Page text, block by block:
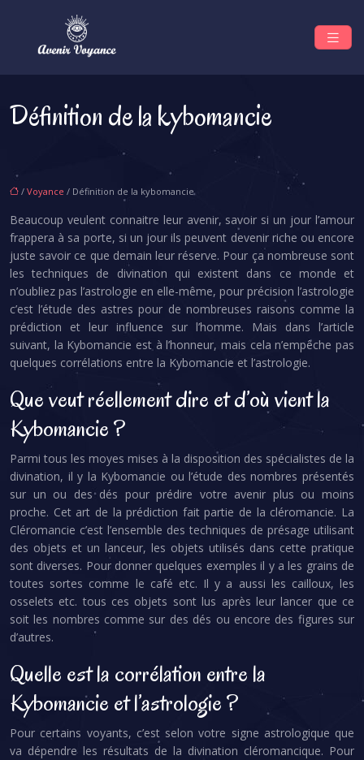
Définition de la kybomancie
/ Voyance / Définition de la kybomancie
Beaucoup veulent connaitre leur avenir, savoir si un jour l’amour
frappera à sa porte, si un jour ils peuvent devenir riche ou encore
juste savoir ce que demain leur réserve. Pour ça nombreuse sont
les techniques de divination qui existent dans ce monde et
n’oubliez pas l’astrologie en elle-même, pour précision l’astrologie
c’est l’étude des astres pour de nombreuses raisons comme la
prédiction et leur influence sur l’homme. Mais dans l’article
suivant, la Kybomancie est à l’honneur, mais cela n’empêche pas
quelques corrélations entre la Kybomancie et l’astrologie.
Que veut réellement dire et d’où vient la
Kybomancie ?
Parmi tous les moyes mises à la disposition des spécialistes de la
divination, il y la Kybomancie ou l’étude des nombres présentés
sur un ou des dés pour prédire votre avenir plus ou moins
proche. Cet art de la prédiction fait partie de la cléromancie. La
Cléromancie c’est l’ensemble des techniques de présage utilisant
des objets et un lanceur, les objets utilisés dans cette pratique
sont diverses. Pour donner quelques exemples il y a les grains de
toutes sortes comme le café etc. Il y a aussi les cailloux, les
osselets etc. tous ces objets sont lus après leur lancer que ce
soit les nombres comme sur des dés ou encore des figures sur
d’autres.
Quelle est la corrélation entre la
Kybomancie et l’astrologie ?
Pour certains voyants, c’est selon votre signe astrologique que
va dépendre les résultats de la divination cléromancique. Pour